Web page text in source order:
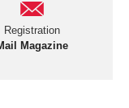
Registration
Magazine